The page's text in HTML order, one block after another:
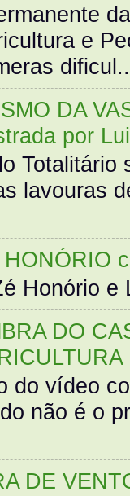
e
DA
por
Totalitário
lavouras
Honório
DO
do vídeo
não é o
DE